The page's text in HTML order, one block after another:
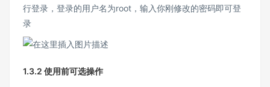
行登录，登录的用户名为root，输入你刚修改的密码即可登
录
1.3.2 使用前可选操作